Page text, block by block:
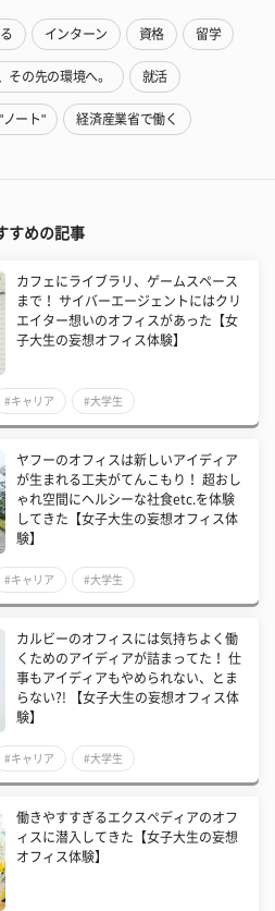
インターン 資格 留学
その先の環境へ。 就活
ノート" 経済産業省で働く
すめの記事
カフェにライブラリ、ゲームスペース
まで！ サイバーエージェントにはクリ
エイター想いのオフィスがあった【女
子大生の妄想オフィス体験】
#キャリア #大学生
ヤフーのオフィスは新しいアイディア
が生まれる工夫がてんこもり！ 超おし
ゃれ空間にヘルシーな社食etc.を体験
してきた【女子大生の妄想オフィス体
験】
#キャリア #大学生
カルビーのオフィスには気持ちよく働
くためのアイディアが詰まってた！ 仕
事もアイディアもやめられない、とま
らない?! 【女子大生の妄想オフィス体
験】
#キャリア #大学生
働きやすすぎるエクスペディアのオフ
ィスに潜入してきた【女子大生の妄想
オフィス体験】